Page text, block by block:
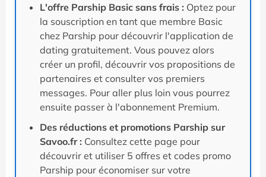
L'offre Parship Basic sans frais : Optez pour
la souscription en tant que membre Basic
chez Parship pour découvrir l'application de
dating gratuitement. Vous pouvez alors
créer un profil, découvrir vos propositions de
partenaires et consulter vos premiers
messages. Pour aller plus loin vous pourrez
ensuite passer à l'abonnement Premium.
Des réductions et promotions Parship sur
Savoo.fr : Consultez cette page pour
découvrir et utiliser 5 offres et codes promo
Parship pour économiser sur votre